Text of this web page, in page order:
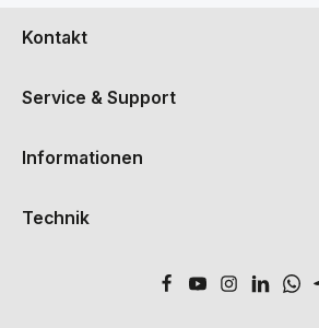
Kontakt
Service & Support
Informationen
Technik